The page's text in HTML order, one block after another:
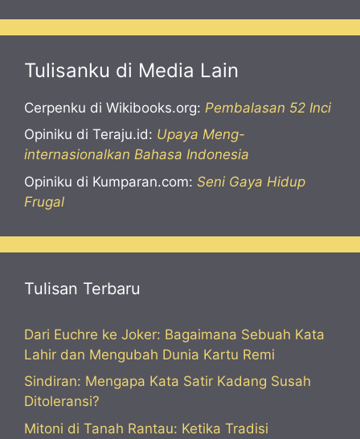
Tulisanku di Media Lain
Cerpenku di Wikibooks.org: Pembalasan 52 Inci
Opiniku di Teraju.id: Upaya Meng-
internasionalkan Bahasa Indonesia
Opiniku di Kumparan.com: Seni Gaya Hidup
Frugal
Tulisan Terbaru
Dari Euchre ke Joker: Bagaimana Sebuah Kata
Lahir dan Mengubah Dunia Kartu Remi
Sindiran: Mengapa Kata Satir Kadang Susah
Ditoleransi?
Mitoni di Tanah Rantau: Ketika Tradisi